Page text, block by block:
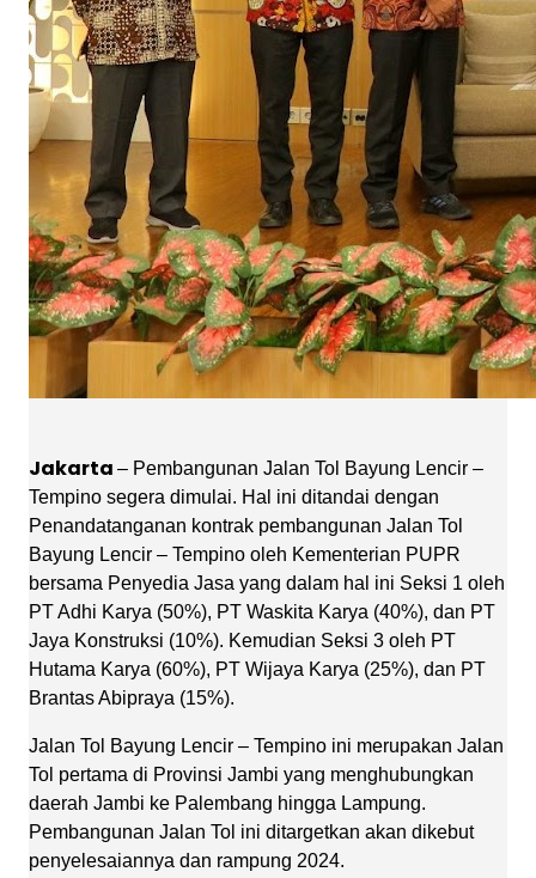
Jakarta – Pembangunan Jalan Tol Bayung Lencir –
Tempino segera dimulai. Hal ini ditandai dengan
Penandatanganan kontrak pembangunan Jalan Tol
Bayung Lencir – Tempino oleh Kementerian PUPR
bersama Penyedia Jasa yang dalam hal ini Seksi 1 oleh
PT Adhi Karya (50%), PT Waskita Karya (40%), dan PT
Jaya Konstruksi (10%). Kemudian Seksi 3 oleh PT
Hutama Karya (60%), PT Wijaya Karya (25%), dan PT
Brantas Abipraya (15%).
Jalan Tol Bayung Lencir – Tempino ini merupakan Jalan
Tol pertama di Provinsi Jambi yang menghubungkan
daerah Jambi ke Palembang hingga Lampung.
Pembangunan Jalan Tol ini ditargetkan akan dikebut
penyelesaiannya dan rampung 2024.